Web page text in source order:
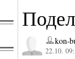
kon-
22.10.